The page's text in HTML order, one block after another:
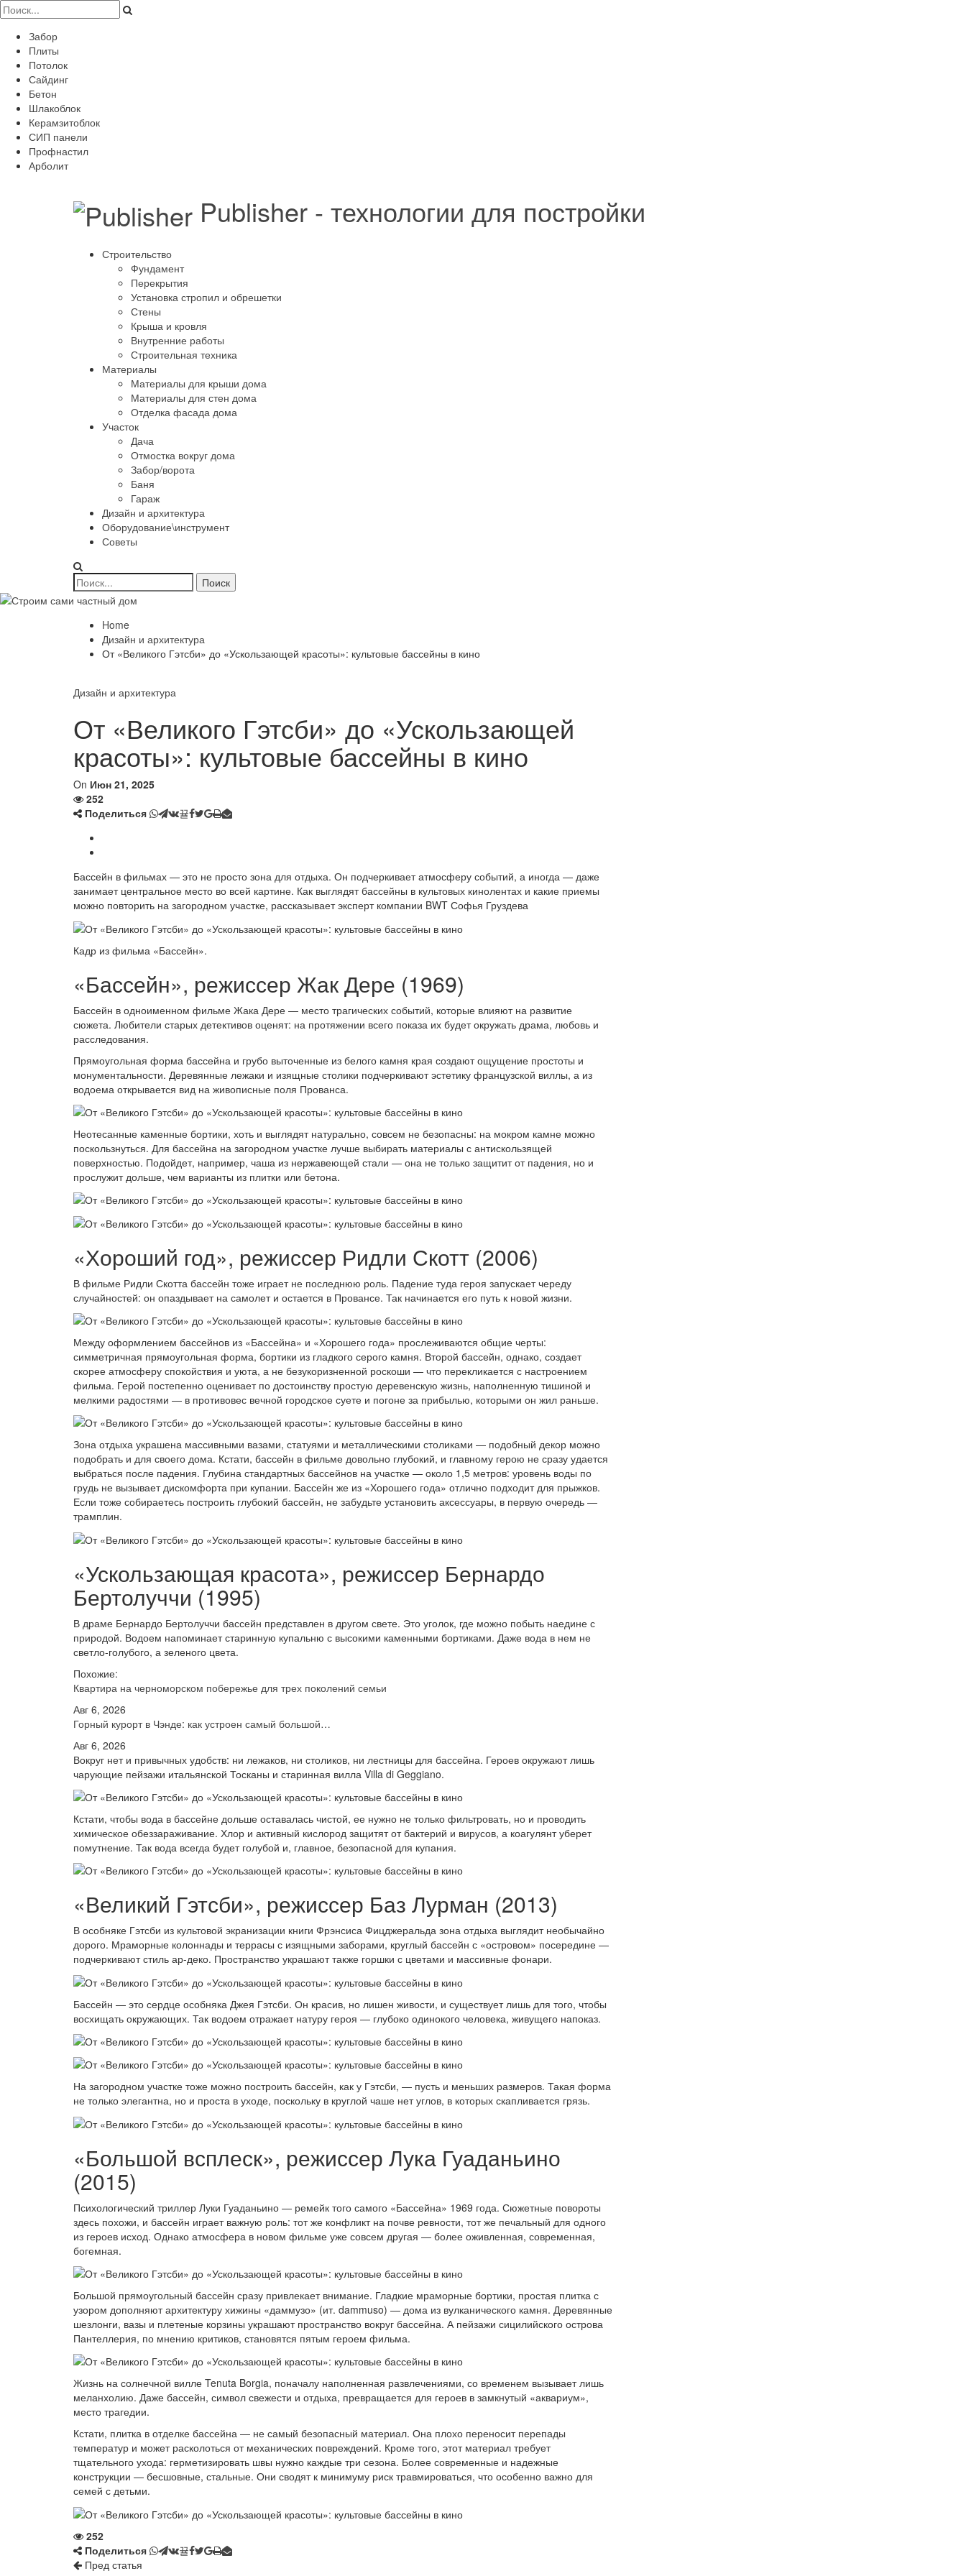
Забор
Плиты
Потолок
Сайдинг
Бетон
Шлакоблок
Керамзитоблок
СИП панели
Профнастил
Арболит
Publisher - технологии для постройки
Строительство
Фундамент
Перекрытия
Установка стропил и обрешетки
Стены
Крыша и кровля
Внутренние работы
Строительная техника
Материалы
Материалы для крыши дома
Материалы для стен дома
Отделка фасада дома
Участок
Дача
Отмостка вокруг дома
Забор/ворота
Баня
Гараж
Дизайн и архитектура
Оборудование\инструмент
Советы
Home
Дизайн и архитектура
От «Великого Гэтсби» до «Ускользающей красоты»: культовые бассейны в кино
Дизайн и архитектура
От «Великого Гэтсби» до «Ускользающей
красоты»: культовые бассейны в кино
On Июн 21, 2025
252
Поделиться
Бассейн в фильмах — это не просто зона для отдыха. Он подчеркивает атмосферу событий, а иногда — даже
занимает центральное место во всей картине. Как выглядят бассейны в культовых кинолентах и какие приемы
можно повторить на загородном участке, рассказывает эксперт компании BWT Софья Груздева
Кадр из фильма «Бассейн».
«Бассейн», режиссер Жак Дере (1969)
Бассейн в одноименном фильме Жака Дере — место трагических событий, которые влияют на развитие
сюжета. Любители старых детективов оценят: на протяжении всего показа их будет окружать драма, любовь и
расследования.
Прямоугольная форма бассейна и грубо выточенные из белого камня края создают ощущение простоты и
монументальности. Деревянные лежаки и изящные столики подчеркивают эстетику французской виллы, а из
водоема открывается вид на живописные поля Прованса.
Неотесанные каменные бортики, хоть и выглядят натурально, совсем не безопасны: на мокром камне можно
поскользнуться. Для бассейна на загородном участке лучше выбирать материалы с антискользящей
поверхностью. Подойдет, например, чаша из нержавеющей стали — она не только защитит от падения, но и
прослужит дольше, чем варианты из плитки или бетона.
«Хороший год», режиссер Ридли Скотт (2006)
В фильме Ридли Скотта бассейн тоже играет не последнюю роль. Падение туда героя запускает череду
случайностей: он опаздывает на самолет и остается в Провансе. Так начинается его путь к новой жизни.
Между оформлением бассейнов из «Бассейна» и «Хорошего года» прослеживаются общие черты:
симметричная прямоугольная форма, бортики из гладкого серого камня. Второй бассейн, однако, создает
скорее атмосферу спокойствия и уюта, а не безукоризненной роскоши — что перекликается с настроением
фильма. Герой постепенно оценивает по достоинству простую деревенскую жизнь, наполненную тишиной и
мелкими радостями — в противовес вечной городское суете и погоне за прибылью, которыми он жил раньше.
Зона отдыха украшена массивными вазами, статуями и металлическими столиками — подобный декор можно
подобрать и для своего дома. Кстати, бассейн в фильме довольно глубокий, и главному герою не сразу удается
выбраться после падения. Глубина стандартных бассейнов на участке — около 1,5 метров: уровень воды по
грудь не вызывает дискомфорта при купании. Бассейн же из «Хорошего года» отлично подходит для прыжков.
Если тоже собираетесь построить глубокий бассейн, не забудьте установить аксессуары, в первую очередь —
трамплин.
«Ускользающая красота», режиссер Бернардо
Бертолуччи (1995)
В драме Бернардо Бертолуччи бассейн представлен в другом свете. Это уголок, где можно побыть наедине с
природой. Водоем напоминает старинную купальню с высокими каменными бортиками. Даже вода в нем не
светло-голубого, а зеленого цвета.
Похожие:
Квартира на черноморском побережье для трех поколений семьи
Авг 6, 2026
Горный курорт в Чэнде: как устроен самый большой…
Авг 6, 2026
Вокруг нет и привычных удобств: ни лежаков, ни столиков, ни лестницы для бассейна. Героев окружают лишь
чарующие пейзажи итальянской Тосканы и старинная вилла Villa di Geggiano.
Кстати, чтобы вода в бассейне дольше оставалась чистой, ее нужно не только фильтровать, но и проводить
химическое обеззараживание. Хлор и активный кислород защитят от бактерий и вирусов, а коагулянт уберет
помутнение. Так вода всегда будет голубой и, главное, безопасной для купания.
«Великий Гэтсби», режиссер Баз Лурман (2013)
В особняке Гэтсби из культовой экранизации книги Фрэнсиса Фицджеральда зона отдыха выглядит необычайно
дорого. Мраморные колоннады и террасы с изящными заборами, круглый бассейн с «островом» посередине —
подчеркивают стиль ар-деко. Пространство украшают также горшки с цветами и массивные фонари.
Бассейн — это сердце особняка Джея Гэтсби. Он красив, но лишен живости, и существует лишь для того, чтобы
восхищать окружающих. Так водоем отражает натуру героя — глубоко одинокого человека, живущего напоказ.
На загородном участке тоже можно построить бассейн, как у Гэтсби, — пусть и меньших размеров. Такая форма
не только элегантна, но и проста в уходе, поскольку в круглой чаше нет углов, в которых скапливается грязь.
«Большой всплеск», режиссер Лука Гуаданьино
(2015)
Психологический триллер Луки Гуаданьино — ремейк того самого «Бассейна» 1969 года. Сюжетные повороты
здесь похожи, и бассейн играет важную роль: тот же конфликт на почве ревности, тот же печальный для одного
из героев исход. Однако атмосфера в новом фильме уже совсем другая — более оживленная, современная,
богемная.
Большой прямоугольный бассейн сразу привлекает внимание. Гладкие мраморные бортики, простая плитка с
узором дополняют архитектуру хижины «даммузо» (ит. dammuso) — дома из вулканического камня. Деревянные
шезлонги, вазы и плетеные корзины украшают пространство вокруг бассейна. А пейзажи сицилийского острова
Пантеллерия, по мнению критиков, становятся пятым героем фильма.
Жизнь на солнечной вилле Tenuta Borgia, поначалу наполненная развлечениями, со временем вызывает лишь
меланхолию. Даже бассейн, символ свежести и отдыха, превращается для героев в замкнутый «аквариум»,
место трагедии.
Кстати, плитка в отделке бассейна — не самый безопасный материал. Она плохо переносит перепады
температур и может расколоться от механических повреждений. Кроме того, этот материал требует
тщательного ухода: герметизировать швы нужно каждые три сезона. Более современные и надежные
конструкции — бесшовные, стальные. Они сводят к минимуму риск травмироваться, что особенно важно для
семей с детьми.
252
Поделиться
Пред статья